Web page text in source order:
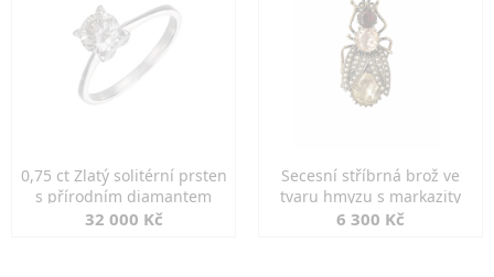
0,75 ct Zlatý solitérní prsten
s přírodním diamantem
32 000 Kč
Secesní stříbrná brož ve
tvaru hmyzu s markazity
6 300 Kč